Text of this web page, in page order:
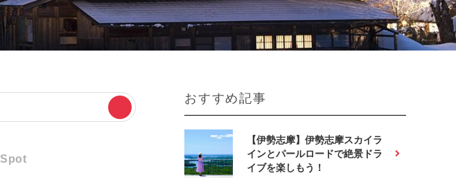
Spot
おすすめ記事
【伊勢志摩】伊勢志摩スカイラ
インとパールロードで絶景ドラ
イブを楽しもう！